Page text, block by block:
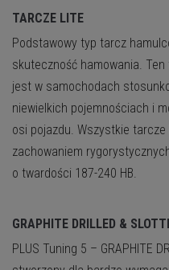
TARCZE LITE
Podstawowy typ tarcz
skuteczność hamowania.
jest w samochodach
niewielkich pojemnościach i
osi pojazdu. Wszystkie
zachowaniem
o twardości 187-240 HB.
GRAPHITE DRILLED &
PLUS Tuning 5 – GRAPHITE